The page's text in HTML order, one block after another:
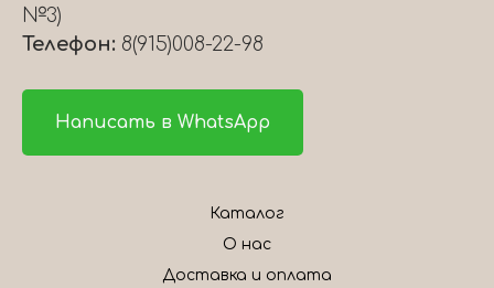
№3)
Телефон: 8(915)008-22-98
Написать в WhatsApp
Каталог
О нас
Доставка и оплата